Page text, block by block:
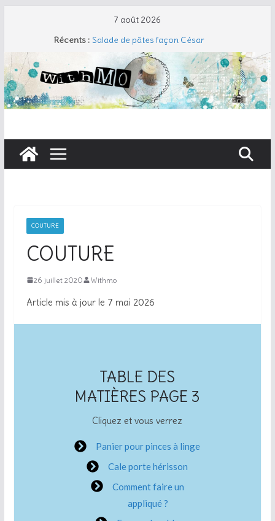
7 août 2026
Récents : Salade de pâtes façon César
Travers de porc et salade fraîche
Coudre un gant de toilette
Cherry Cobbler
Taboulé de chou-fleur
COUTURE
COUTURE
26 juillet 2020 Withmo
Article mis à jour le 7 mai 2026
TABLE DES
MATIÈRES PAGE 3
Cliquez et vous verrez
Panier pour pinces à linge
Cale porte hérisson
Comment faire un
appliqué ?